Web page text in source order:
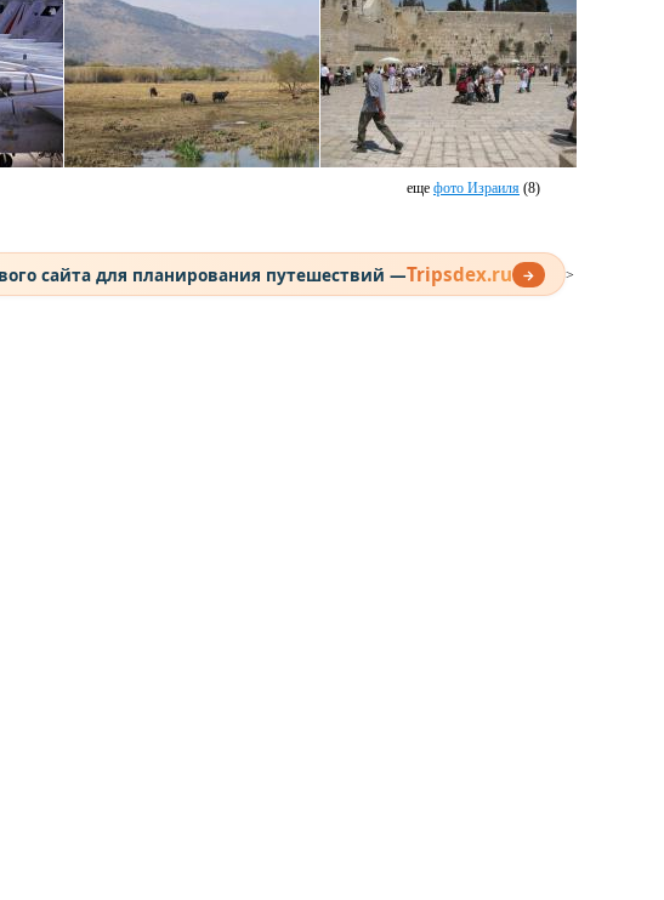
еще фото Израиля (8)
сайта для планирования путешествий —Tripsdex.ru → >